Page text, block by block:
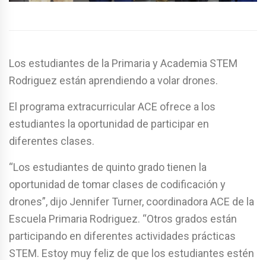
Los estudiantes de la Primaria y Academia STEM
Rodriguez están aprendiendo a volar drones.
El programa extracurricular ACE ofrece a los
estudiantes la oportunidad de participar en
diferentes clases.
“Los estudiantes de quinto grado tienen la
oportunidad de tomar clases de codificación y
drones”, dijo Jennifer Turner, coordinadora ACE de la
Escuela Primaria Rodriguez. “Otros grados están
participando en diferentes actividades prácticas
STEM. Estoy muy feliz de que los estudiantes estén